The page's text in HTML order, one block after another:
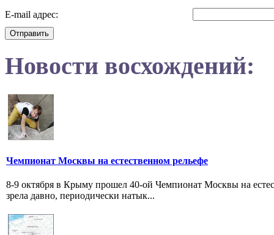
E-mail адрес:
Отправить
Новости восхождений:
Чемпионат Москвы на естественном рельефе
8-9 октября в Крыму прошел 40-ой Чемпионат Москвы на
зрела давно, периодически натык...